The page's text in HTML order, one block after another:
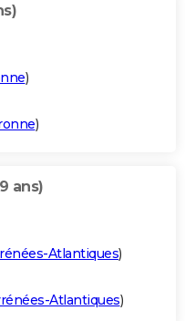
)
)
ans)
Atlantiques)
Atlantiques)